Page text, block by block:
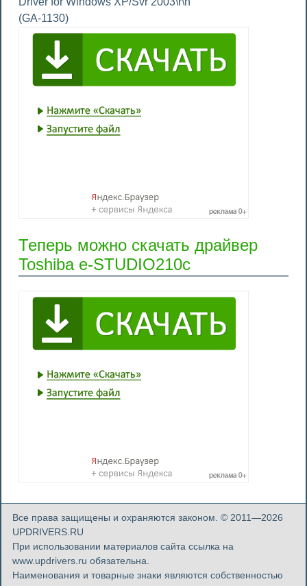
(GA-1130)
Теперь можно скачать драйвер
Toshiba e-STUDIO210c
Все права защищены и охраняются законом. © 2011—2026
UPDRIVERS.RU
При использовании материалов сайта ссылка на
www.updrivers.ru обязательна.
Наименования и товарные знаки являются собственностью